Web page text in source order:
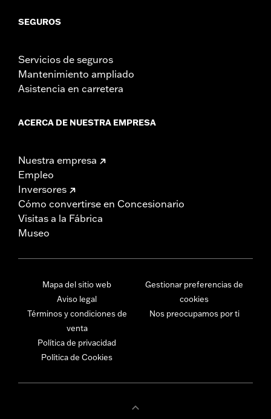
SEGUROS
Servicios de seguros
Mantenimiento ampliado
Asistencia en carretera
ACERCA DE NUESTRA EMPRESA
Nuestra empresa
Empleo
Inversores
Cómo convertirse en Concesionario
Visitas a la Fábrica
Museo
Mapa del sitio web
Aviso legal
Términos y condiciones de
venta
Política de privacidad
Política de Cookies
Gestionar preferencias de
cookies
Nos preocupamos por ti